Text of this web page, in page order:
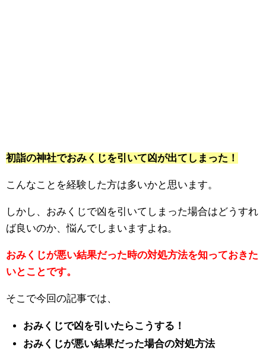
初詣の神社でおみくじを引いて凶が出てしまった！
こんなことを経験した方は多いかと思います。
しかし、おみくじで凶を引いてしまった場合はどうすれ
ば良いのか、悩んでしまいますよね。
おみくじが悪い結果だった時の対処方法を知っておきた
いとことです。
そこで今回の記事では、
おみくじで凶を引いたらこうする！
おみくじが悪い結果だった場合の対処方法